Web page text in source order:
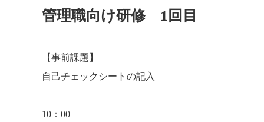
管理職向け研修 1回目
【事前課題】
自己チェックシートの記入
10：00